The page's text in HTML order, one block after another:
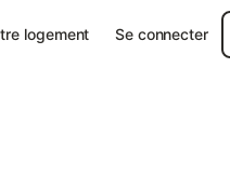
logement Se connecter